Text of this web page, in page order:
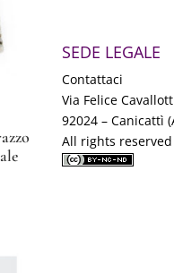
SEDE LEGALE
Contattaci
Via Felice
92024 – Canicattì
All rights reserved